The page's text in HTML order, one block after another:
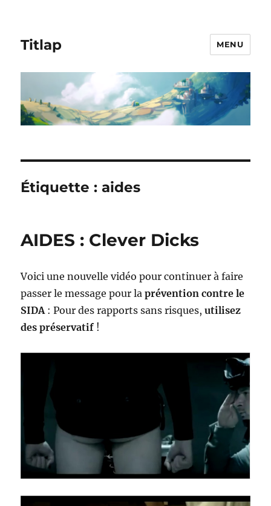
Titlap MENU
Étiquette :aides
AIDES : Clever Dicks
Voici une nouvelle vidéo pour continuer à faire
passer le message pour laprévention contre le
SIDA: Pour des rapports sans risques,utilisez
des préservatif !